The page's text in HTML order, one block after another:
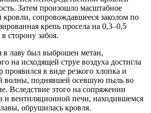
Затем произошло масштабное
сопровождавшееся заколом по
крепь просела на 0,3–0,5
сторону забоя.
лаву был выброшен метан,
на исходящей струе воздуха достигла
в виде резкого хлопка и
волны, поднявшей осевшую пыль во
Вследствие этого на сопряжении
и вентиляционной печи, находившемся
обрушилась кровля.